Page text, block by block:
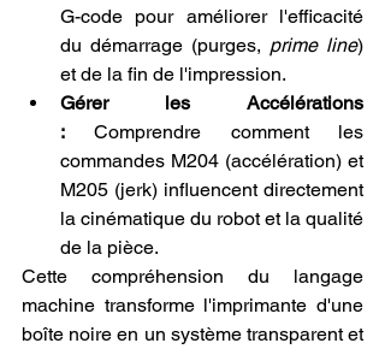
G-code pour améliorer l'efficacité
du démarrage (purges, prime line)
et de la fin de l'impression.
Gérer les Accélérations
: Comprendre comment les
commandes M204 (accélération) et
M205 (jerk) influencent directement
la cinématique du robot et la qualité
de la pièce.
Cette compréhension du langage
machine transforme l'imprimante d'une
boîte noire en un système transparent et